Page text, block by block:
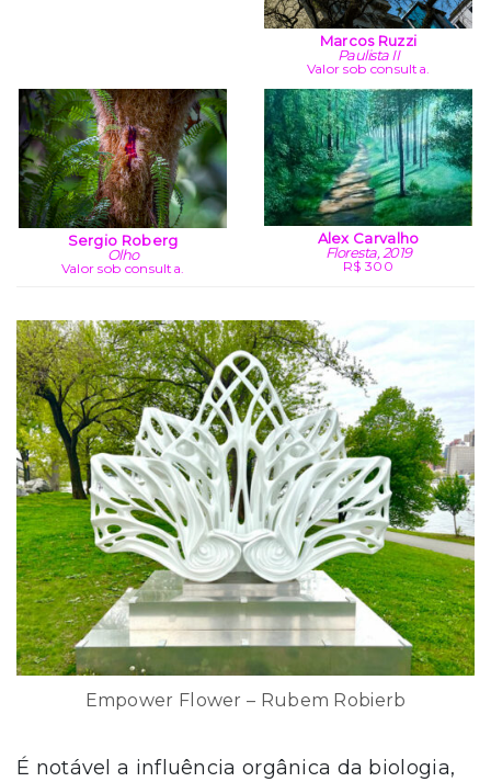
Marcos Ruzzi
Paulista II
Valor sob consulta.
Sergio Roberg
Olho
Valor sob consulta.
Alex Carvalho
Floresta, 2019
R$ 300
Empower Flower – Rubem Robierb
É notável a influência orgânica da biologia,